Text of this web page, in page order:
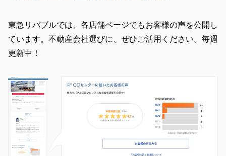
東急リバブルでは、各店舗ページでもお客様の声を公開し
ています。不動産会社選びに、ぜひご活用ください。毎週
更新中！